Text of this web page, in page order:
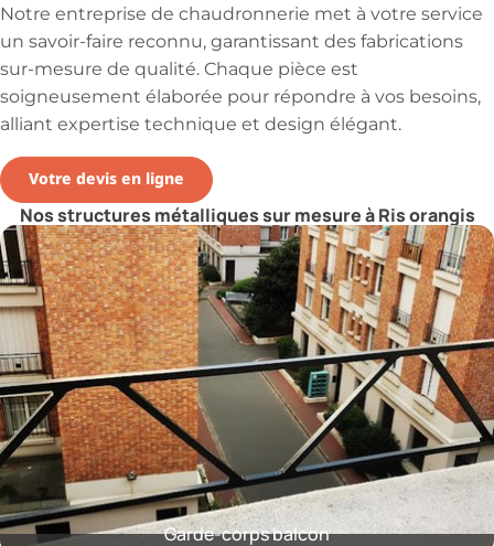
Notre entreprise de chaudronnerie met à votre service
un savoir-faire reconnu, garantissant des fabrications
sur-mesure de qualité. Chaque pièce est
soigneusement élaborée pour répondre à vos besoins,
alliant expertise technique et design élégant.
Votre devis en ligne
Nos structures métalliques sur mesure à Ris orangis
Garde-corps balcon